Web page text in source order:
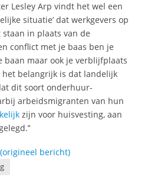
Lesley Arp vindt het wel een
situatie’ dat werkgevers op
in plaats van de
conflict met je baas ben je
baan maar ook je verblijfplaats
het belangrijk is dat landelijk
dit soort onderhuur-
arbeidsmigranten van hun
zijn voor huisvesting, aan
bericht)